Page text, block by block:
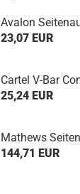
Avalon
23,07 EUR
Cartel V-Bar
25,24 EUR
Mathews
144,71 EUR